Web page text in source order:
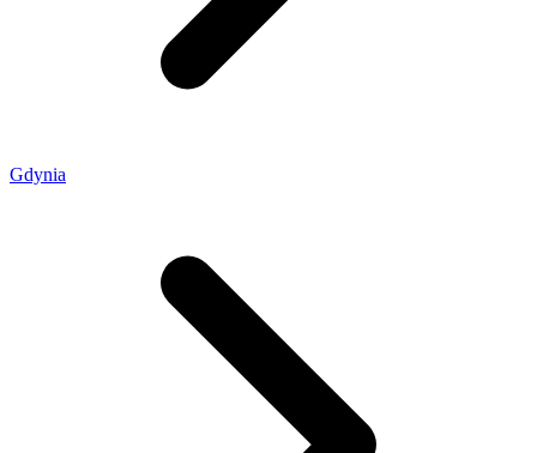
Gdynia